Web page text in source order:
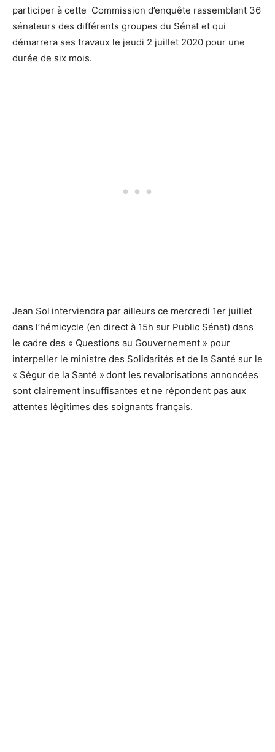
participer à cette Commission d’enquête rassemblant 36
sénateurs des différents groupes du Sénat et qui
démarrera ses travaux le jeudi 2 juillet 2020 pour une
durée de six mois.
Jean Sol interviendra par ailleurs ce mercredi 1er juillet
dans l’hémicycle (en direct à 15h sur Public Sénat) dans
le cadre des « Questions au Gouvernement » pour
interpeller le ministre des Solidarités et de la Santé sur le
« Ségur de la Santé » dont les revalorisations annoncées
sont clairement insuffisantes et ne répondent pas aux
attentes légitimes des soignants français.